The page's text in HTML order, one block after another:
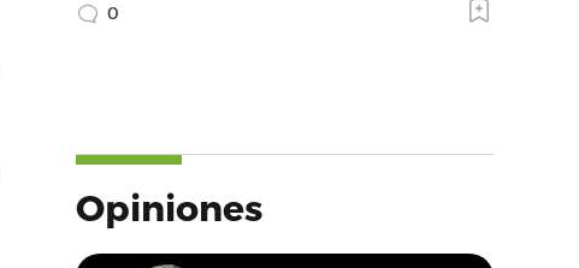
0
Opiniones